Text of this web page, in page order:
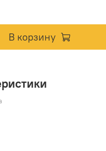
В корзину